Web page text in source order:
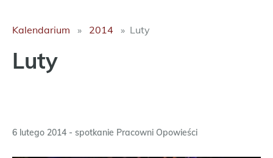
Kalendarium 2014 Luty
Luty
6 lutego 2014 - spotkanie Pracowni Opowieści